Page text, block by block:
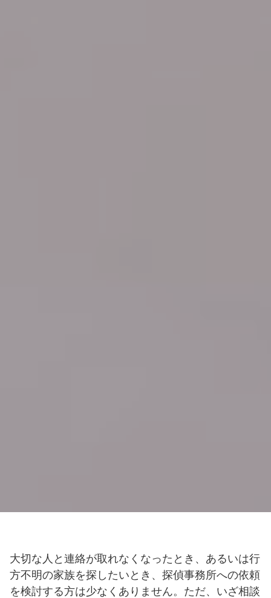
大切な人と連絡が取れなくなったとき、あるいは行
方不明の家族を探したいとき、探偵事務所への依頼
を検討する方は少なくありません。ただ、いざ相談